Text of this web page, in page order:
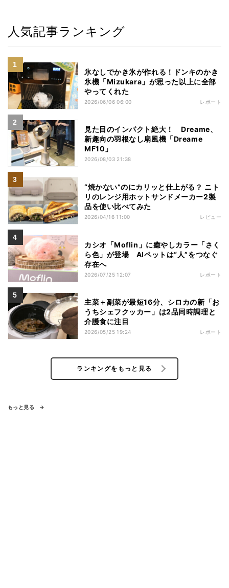
人気記事ランキング
氷なしでかき氷が作れる！ドンキのかき
氷機「Mizukara」が思った以上に全部
やってくれた
2026/06/06 06:00 レポート
見た目のインパクト絶大！ Dreame、
新趣向の羽根なし扇風機「Dreame
MF10」
2026/08/03 21:38
“焼かない”のにカリッと仕上がる？ ニト
リのレンジ用ホットサンドメーカー2製
品を使い比べてみた
2026/04/16 11:00 レビュー
カシオ「Moflin」に癒やしカラー「さく
ら色」が登場 AIペットは“人”をつなぐ
存在へ
2026/07/25 12:07 レポート
主菜＋副菜が最短16分、シロカの新「お
うちシェフクッカー」は2品同時調理と
介護食に注目
2026/05/25 19:24 レポート
ランキングをもっと見る
もっと見る